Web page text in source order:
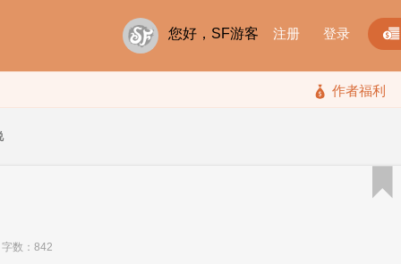
您好，SF游客 注册 登录 
 作者福利
字数：842
